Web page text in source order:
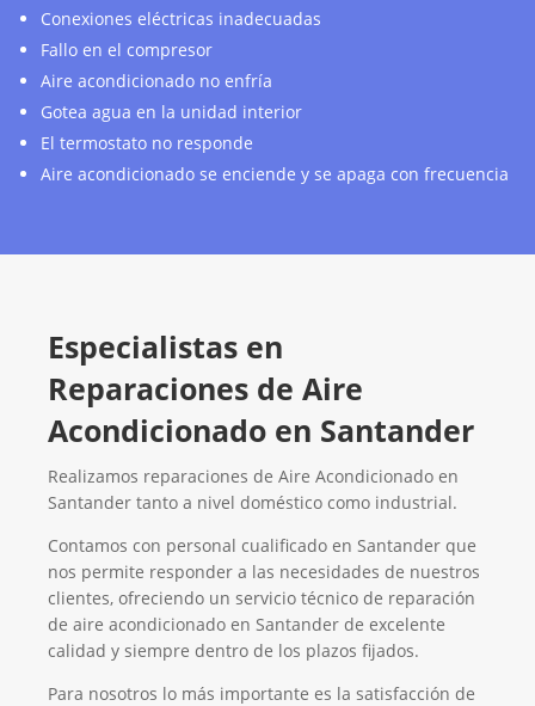
Conexiones eléctricas inadecuadas
Fallo en el compresor
Aire acondicionado no enfría
Gotea agua en la unidad interior
El termostato no responde
Aire acondicionado se enciende y se apaga con frecuencia
Especialistas en
Reparaciones de Aire
Acondicionado en Santander
Realizamos reparaciones de Aire Acondicionado en
Santander tanto a nivel doméstico como industrial.
Contamos con personal cualificado en Santander que
nos permite responder a las necesidades de nuestros
clientes, ofreciendo un servicio técnico de reparación
de aire acondicionado en Santander de excelente
calidad y siempre dentro de los plazos fijados.
Para nosotros lo más importante es la satisfacción de